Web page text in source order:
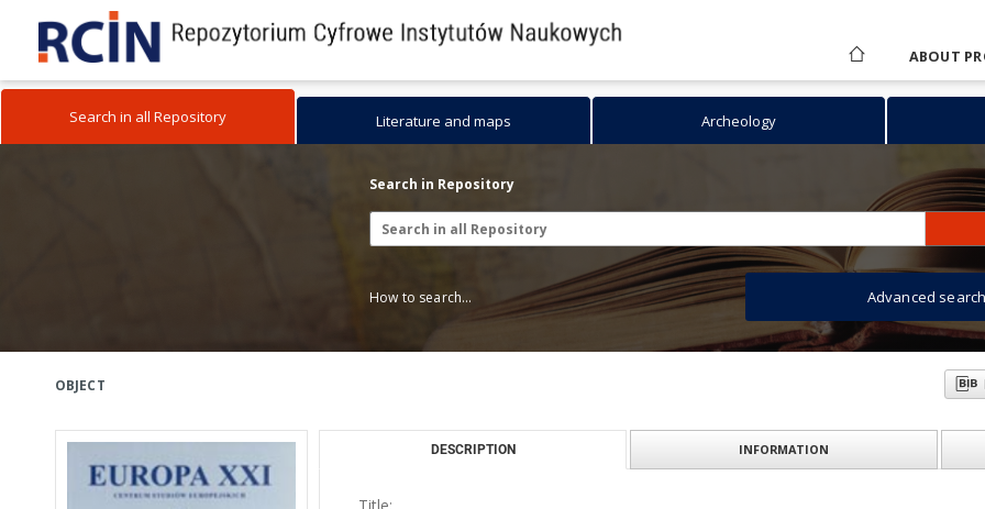
ABOUT
Search in all Repository Literature and maps Archeology
Search in Repository
How to search... Advanced search
OBJECT
DESCRIPTION INFORMATION